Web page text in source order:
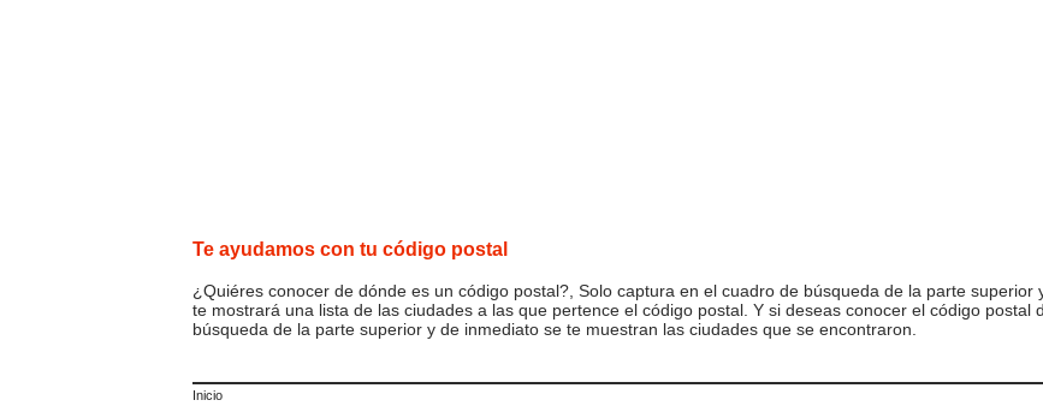
Te ayudamos con tu código postal
¿Quiéres conocer de dónde es un código postal?, Solo captura en el cuadro de búsqueda de la parte
te mostrará una lista de las ciudades a las que pertence el código postal. Y si deseas conocer el código
búsqueda de la parte superior y de inmediato se te muestran las ciudades que se encontraron.
Inicio